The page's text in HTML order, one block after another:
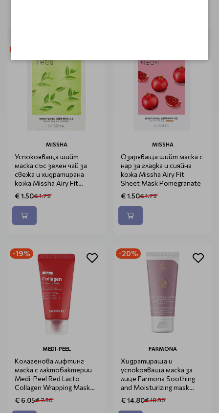
MISSHA
Успокояваща шийт
маска със зелен чай за
свежа и хидратирана
кожа Missha Airy Fit
Sheet Mask Green Tea
€ 1.50€ 1.79
MISSHA
Озаряваща шийт маска с
нар за гладка и сияйна
кожа Missha Airy Fit
Sheet Mask Pomegranate
€ 1.50€ 1.79
-19%
MEDI-PEEL
Колагенова лифтинг
маска с лактобактерии
Medi-Peel Red Lacto
Collagen Wrapping Mask
15ml
€ 6.05€ 7.50
-20%
FARMONA
Хидратираща и
успокояваща маска за
лице Farmona Soothing
and Moisturizing mask
75ml
€ 14.80€ 18.50